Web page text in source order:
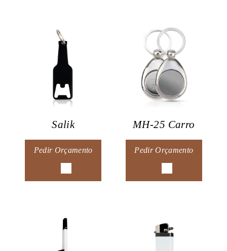
Salik
Pedir Orçamento
MH-25 Carro
Pedir Orçamento